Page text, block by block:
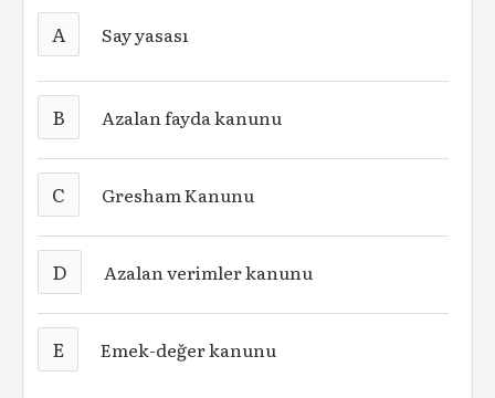
A Say yasası
B Azalan fayda kanunu
C Gresham Kanunu
D Azalan verimler kanunu
E Emek-değer kanunu